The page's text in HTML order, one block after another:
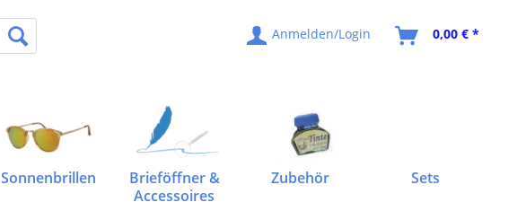
Anmelden/Login 0,00 € *
Sonnenbrillen
Brieföffner &
Accessoires
Zubehör Sets